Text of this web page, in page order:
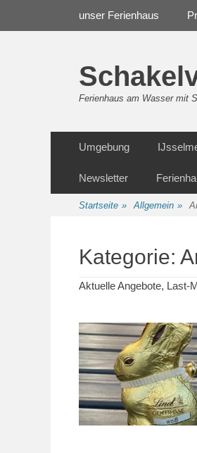
unser Ferienhaus
Ferienhaus am Wasser mit
Inhalt
Umgebung
Newsletter
Startseite » Allgemein »
Kategorie:
Aktuelle Angebote, Last-